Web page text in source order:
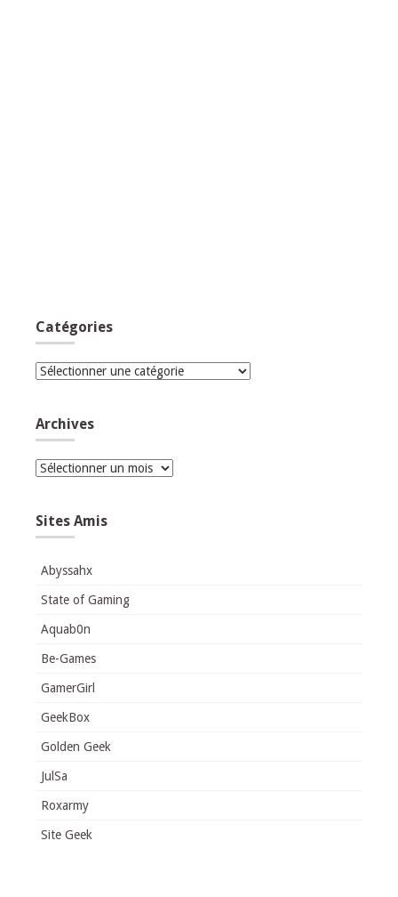
Catégories
Catégories
Archives
Archives
Sites Amis
Abyssahx
State of Gaming
Aquab0n
Be-Games
GamerGirl
GeekBox
Golden Geek
JulSa
Roxarmy
Site Geek